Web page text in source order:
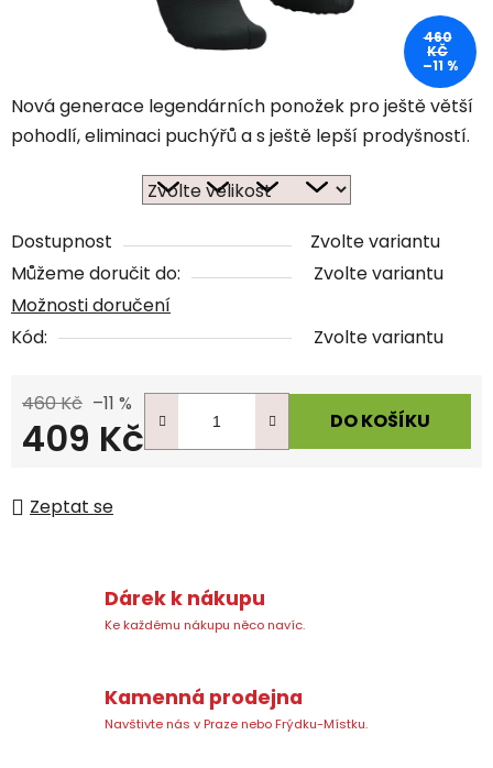
Nová generace legendárních ponožek pro ještě větší
pohodlí, eliminaci puchýřů a s ještě lepší prodyšností.
Dostupnost
Zvolte variantu
Můžeme doručit do:
Zvolte variantu
Možnosti doručení
Kód:
Zvolte variantu
460 Kč –11 %
409 Kč DO KOŠÍKU
Zeptat se
460
KČ
–11 %
Dárek k nákupu
Ke každému nákupu něco navíc.
Kamenná prodejna
Navštivte nás v Praze nebo Frýdku-Místku.